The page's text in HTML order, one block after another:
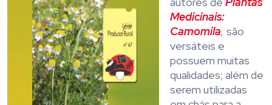
Medicinais:
Camomila, são
versáteis e
possuem muitas
qualidades; além de
serem utilizadas